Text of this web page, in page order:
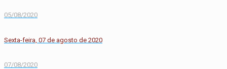
05/08/2020
Sexta-feira, 07 de agosto de 2020
07/08/2020